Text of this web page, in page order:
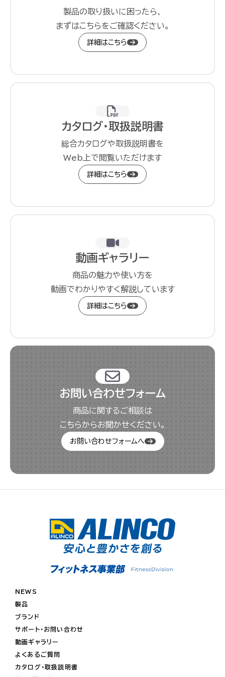
製品の取り扱いに困ったら、
まずはこちらをご確認ください。
詳細はこちら
カタログ・取扱説明書
総合カタログや取扱説明書を
Web上で閲覧いただけます
詳細はこちら
動画ギャラリー
商品の魅力や使い方を
動画でわかりやすく解説しています
詳細はこちら
お問い合わせフォーム
商品に関するご相談は
こちらからお聞かせください。
お問い合わせフォームへ
NEWS
製品
ブランド
サポート・お問い合わせ
動画ギャラリー
よくあるご質問
カタログ・取扱説明書